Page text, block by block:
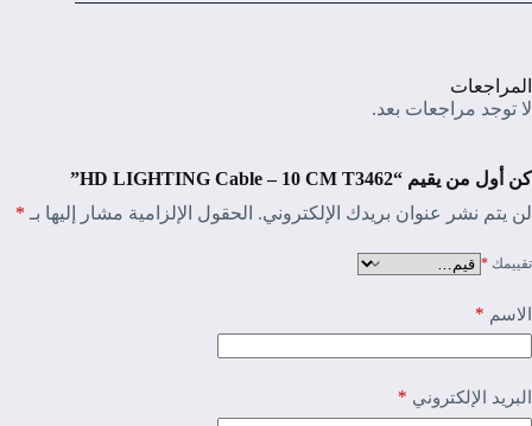
المراجعات
لا توجد مراجعات بعد.
كن أول من يقيم “HD LIGHTING Cable – 10 CM T3462”
لن يتم نشر عنوان بريدك الإلكتروني. الحقول الإلزامية مشار إليها بـ *
تقييمك *
الاسم *
البريد الإلكتروني *